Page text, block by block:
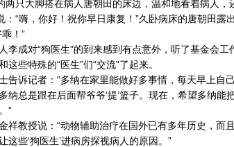
只大脚搭在病人唐朝田的床边，温和地看着病人，
：“嗨，你好！祝你早日康复！”久卧病床的唐朝田露
！”
成对“狗医生”的到来感到有点意外，听了基金会工
些特殊的“医生”们“交流”了起来。
诉记者：“多纳在家里能做好多事情，每天早上自己
纳总是跟在后面帮爷爷‘提’篮子。现在，希望多纳能
”
教授说：“动物辅助治疗在国外已有多年历史，而
这些‘狗医生’进病房探视病人的原因。”